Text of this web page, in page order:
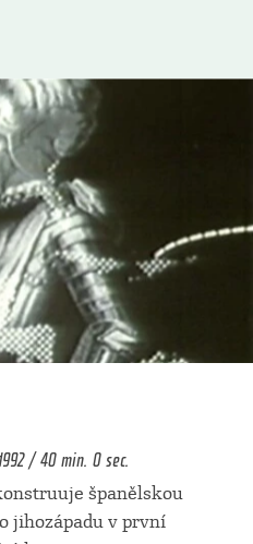
/ 40 min. 0 sec.
španělskou
jihozápadu v první